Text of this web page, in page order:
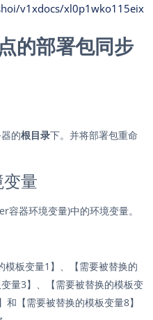
v1xdocs/xl0p1wko115eix
的部署包同步
的根目录下。并将部署包重命
变量
容器环境变量)中的环境变量。
模板变量1】、【需要被替换的
量3】、【需要被替换的模板变
【需要被替换的模板变量8】